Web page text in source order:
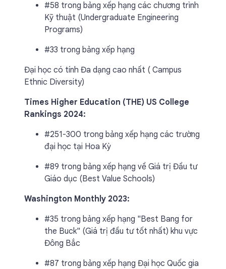
#58 trong bảng xếp hạng các chương trình
Kỹ thuật (Undergraduate Engineering
Programs)
#33 trong bảng xếp hạng
Đại học có tính Đa dạng cao nhất ( Campus
Ethnic Diversity)
Times Higher Education (THE) US College
Rankings 2024:
#251-300 trong bảng xếp hạng các trường
đại học tại Hoa Kỳ
#89 trong bảng xếp hạng về Giá trị Đầu tư
Giáo dục (Best Value Schools)
Washington Monthly 2023:
#35 trong bảng xếp hạng "Best Bang for
the Buck" (Giá trị đầu tư tốt nhất) khu vực
Đông Bắc
#87 trong bảng xếp hạng Đại học Quốc gia